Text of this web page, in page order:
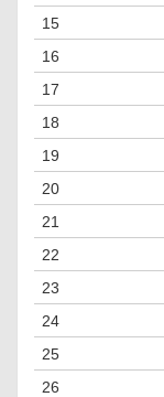
15
16
17
18
19
20
21
22
23
24
25
26